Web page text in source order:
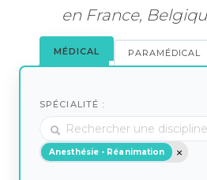
en France,
MÉDICAL PARAMÉDICAL
SPÉCIALITÉ :
Anesthésie - Réanimation